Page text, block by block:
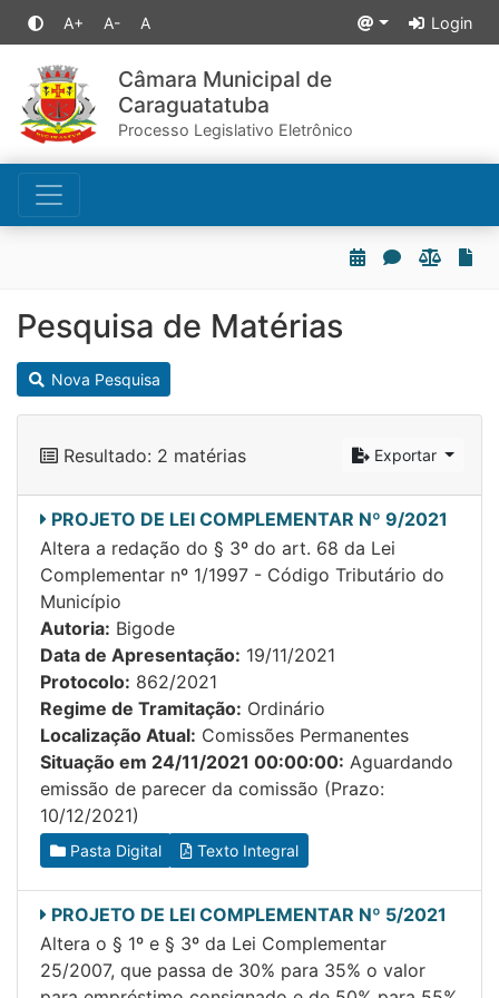
A+ A- A Login
Câmara Municipal de
Caraguatatuba
Processo Legislativo Eletrônico
Pesquisa de Matérias
Nova Pesquisa
Resultado: 2 matérias Exportar
PROJETO DE LEI COMPLEMENTAR Nº 9/2021
Altera a redação do § 3º do art. 68 da Lei
Complementar nº 1/1997 - Código Tributário do
Município
Autoria: Bigode
Data de Apresentação: 19/11/2021
Protocolo: 862/2021
Regime de Tramitação: Ordinário
Localização Atual: Comissões Permanentes
Situação em 24/11/2021 00:00:00: Aguardando
emissão de parecer da comissão (Prazo:
10/12/2021)
Pasta Digital Texto Integral
PROJETO DE LEI COMPLEMENTAR Nº 5/2021
Altera o § 1º e § 3º da Lei Complementar
25/2007, que passa de 30% para 35% o valor